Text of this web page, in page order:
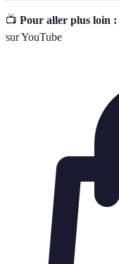
📺 Pour aller plus loin :
sur YouTube